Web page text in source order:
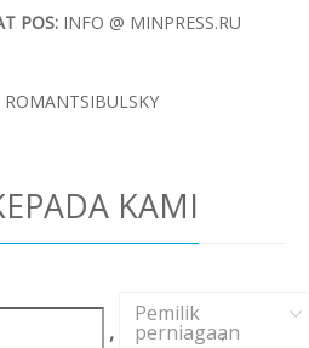
POS: INFO @ MINPRESS.RU
ROMANTSIBULSKY
KAMI
,
Pemilik
perniagaan
,